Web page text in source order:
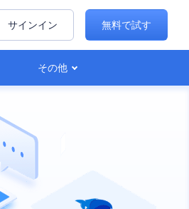
その他
サインイン 無料で試す